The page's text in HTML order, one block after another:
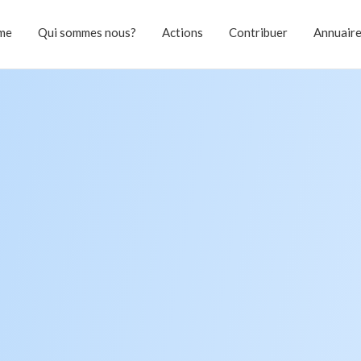
Qui sommes nous? Actions Contribuer Annuaire